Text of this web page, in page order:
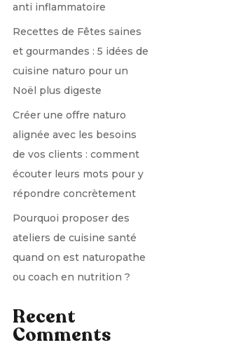
anti inflammatoire
Recettes de Fêtes saines
et gourmandes : 5 idées de
cuisine naturo pour un
Noël plus digeste
Créer une offre naturo
alignée avec les besoins
de vos clients : comment
écouter leurs mots pour y
répondre concrètement
Pourquoi proposer des
ateliers de cuisine santé
quand on est naturopathe
ou coach en nutrition ?
Recent
Comments